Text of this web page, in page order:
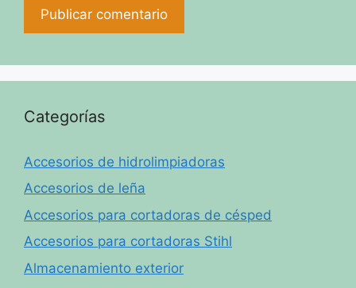
Categorías
Accesorios de hidrolimpiadoras
Accesorios de leña
Accesorios para cortadoras de césped
Accesorios para cortadoras Stihl
Almacenamiento exterior